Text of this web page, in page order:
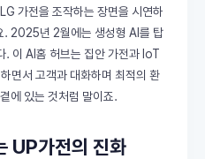
가전을 조작하는 장면을 시연하
. 2025년 2월에는 생성형 AI를 탑
. 이 AI홈 허브는 집안 가전과 IoT
면서 고객과 대화하며 최적의 환
에 있는 것처럼 말이죠.
UP가전의 진화